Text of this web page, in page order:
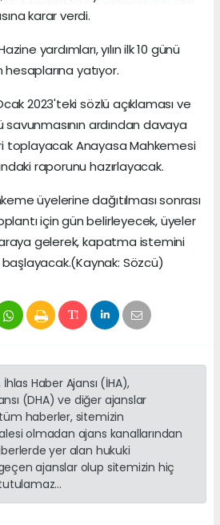
karar verdi.
yardımları, yılın ilk 10 günü
yatıyor.
2023'teki sözlü açıklaması ve
savunmasının ardından davaya
toplayacak Anayasa Mahkemesi
raporunu hazırlayacak.
üyelerine dağıtılması sonrası
için gün belirleyecek, üyeler
gelerek, kapatma istemini
Sözcü)
Haber Ajansı (İHA),
(DHA) ve diğer ajanslar
haberler, sitemizin
olmadan ajans kanallarından
yer alan hukuki
ajanslar olup sitemizin hiç